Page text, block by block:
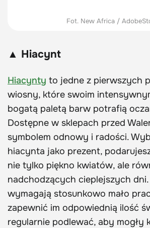
Fot. New Africa /
▲ Hiacynt
Hiacynty to jedne z pierwszych
wiosny, które swoim
bogatą paletą barw potrafią
Dostępne w sklepach przed
symbolem odnowy i radości.
hiacynta jako prezent,
nie tylko piękno kwiatów, ale
nadchodzących cieplejszych
wymagają stosunkowo mało
zapewnić im odpowiednią ilość
regularnie podlewać, aby mogły